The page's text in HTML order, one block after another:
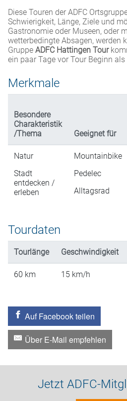
Diese Touren der ADFC
Schwierigkeit, Länge, Ziele und
Gastronomie oder Museen, oder
wetterbedingte Absagen, werden
Gruppe ADFC Hattingen Tour
ein paar Tage vor Tour Beginn als
Merkmale
Besondere
Charakteristik
/Thema
Geeignet für
Natur
Stadt
entdecken /
erleben
Mountainbike
Pedelec
Alltagsrad
Tourdaten
Tourlänge Geschwindigkeit
60 km 15 km/h
Auf Facebook teilen
Über E-Mail empfehlen
Jetzt ADFC-